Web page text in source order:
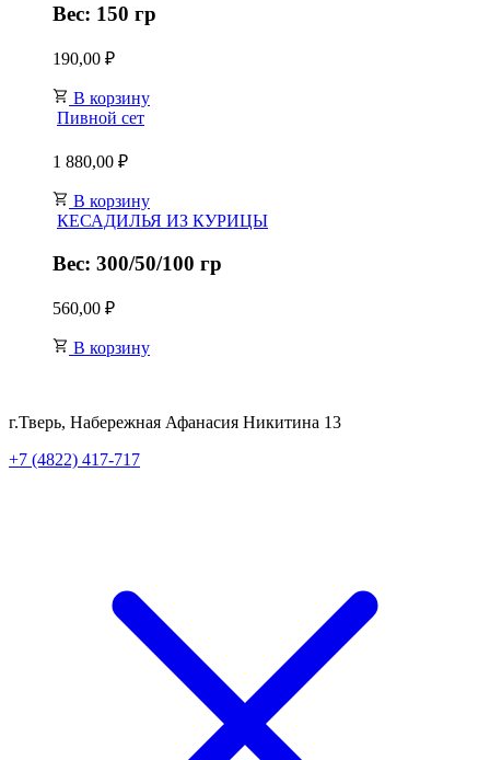
Вес: 150 гр
190,00 ₽
В корзину
Пивной сет
1 880,00 ₽
В корзину
КЕСАДИЛЬЯ ИЗ КУРИЦЫ
Вес: 300/50/100 гр
560,00 ₽
В корзину
г.Тверь, Набережная Афанасия Никитина 13
+7 (4822) 417-717